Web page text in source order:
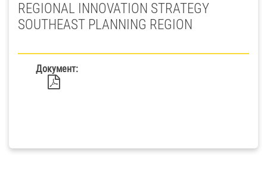
REGIONAL INNOVATION STRATEGY
SOUTHEAST PLANNING REGION
Документ: